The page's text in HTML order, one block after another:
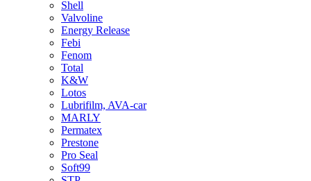
Shell
Valvoline
Energy Release
Febi
Fenom
Total
K&W
Lotos
Lubrifilm, AVA-car
MARLY
Permatex
Prestone
Pro Seal
Soft99